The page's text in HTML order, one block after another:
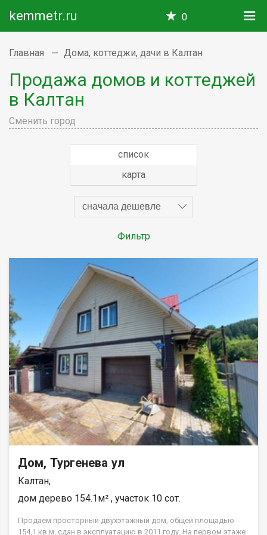
kemmetr.ru 0
Главная Дома, коттеджи, дачи в Калтан
Продажа домов и коттеджей
в Калтан
Сменить город
список
карта
сначала дешевле
Фильтр
Дом, Тургенева ул
Калтан,
дом дерево 154.1м² , участок 10 сот.
Продаем просторный двухэтажный дом, общей площадью
154,1 кв.м, сдан в эксплуатацию в 2011 году. На первом этаже